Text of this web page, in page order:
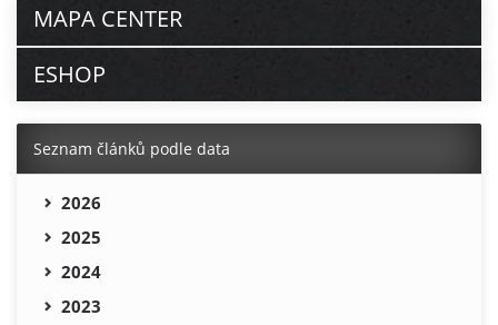
MAPA CENTER
ESHOP
Seznam článků podle data
2026
2025
2024
2023